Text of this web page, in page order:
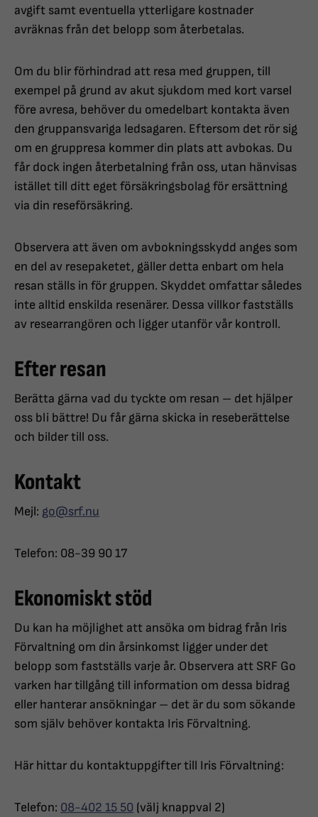
avgift samt eventuella ytterligare kostnader
avräknas från det belopp som återbetalas.
Om du blir förhindrad att resa med gruppen, till
exempel på grund av akut sjukdom med kort varsel
före avresa, behöver du omedelbart kontakta även
den gruppansvariga ledsagaren. Eftersom det rör sig
om en gruppresa kommer din plats att avbokas. Du
får dock ingen återbetalning från oss, utan hänvisas
istället till ditt eget försäkringsbolag för ersättning
via din reseförsäkring.
Observera att även om avbokningsskydd anges som
en del av resepaketet, gäller detta enbart om hela
resan ställs in för gruppen. Skyddet omfattar således
inte alltid enskilda resenärer. Dessa villkor fastställs
av researrangören och ligger utanför vår kontroll.
Efter resan
Berätta gärna vad du tyckte om resan – det hjälper
oss bli bättre! Du får gärna skicka in reseberättelse
och bilder till oss.
Kontakt
Mejl: go@srf.nu
Telefon: 08-39 90 17
Ekonomiskt stöd
Du kan ha möjlighet att ansöka om bidrag från Iris
Förvaltning om din årsinkomst ligger under det
belopp som fastställs varje år. Observera att SRF Go
varken har tillgång till information om dessa bidrag
eller hanterar ansökningar – det är du som sökande
som själv behöver kontakta Iris Förvaltning.
Här hittar du kontaktuppgifter till Iris Förvaltning:
Telefon: 08-402 15 50 (välj knappval 2)